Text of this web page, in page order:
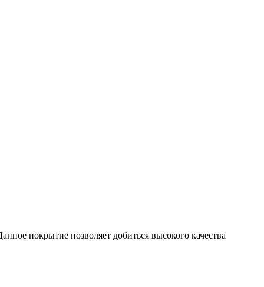
покрытие позволяет добиться высокого качества